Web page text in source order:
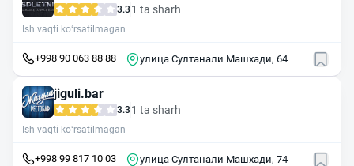
3.3 1 ta sharh
Ish vaqti ko‘rsatilmagan
+998 90 063 88 88 улица Султанали Машхади, 64
jiguli.bar
3.3 1 ta sharh
Ish vaqti ko‘rsatilmagan
+998 99 817 10 03 улица Султанали Машхади, 74